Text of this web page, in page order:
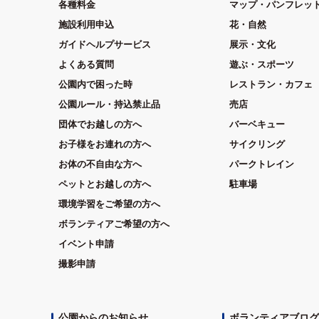
各種料金
施設利用申込
ガイドヘルプサービス
よくある質問
公園内で困った時
公園ルール・持込禁止品
団体でお越しの方へ
お子様をお連れの方へ
お体の不自由な方へ
ペットとお越しの方へ
環境学習をご希望の方へ
ボランティアご希望の方へ
イベント申請
撮影申請
マップ・パンフレッ
花・自然
展示・文化
遊ぶ・スポーツ
レストラン・カフェ
売店
バーベキュー
サイクリング
パークトレイン
駐車場